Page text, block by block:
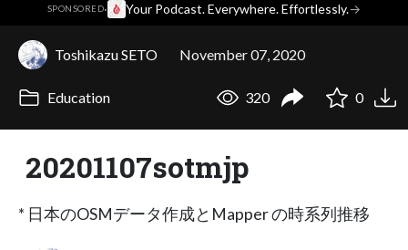
SPONSORED· Your Podcast. Everywhere. Effortlessly.→
Toshikazu SETO November 07, 2020
Education 320 0
20201107sotmjp
* 日本のOSMデータ作成とMapper の時系列推移